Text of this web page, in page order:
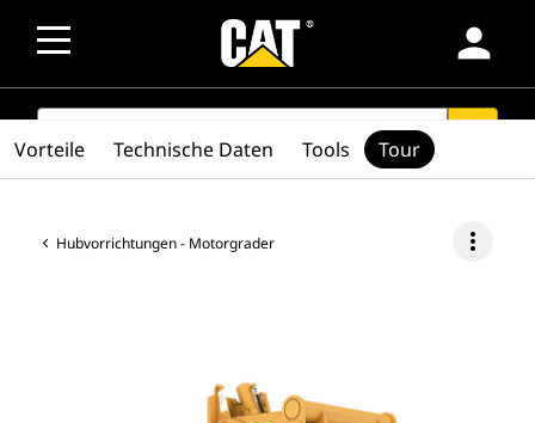
person
SEARCH
Hubvorrichtungen - Motorgrader more_vert
Vorteile Technische Daten Tools Tour